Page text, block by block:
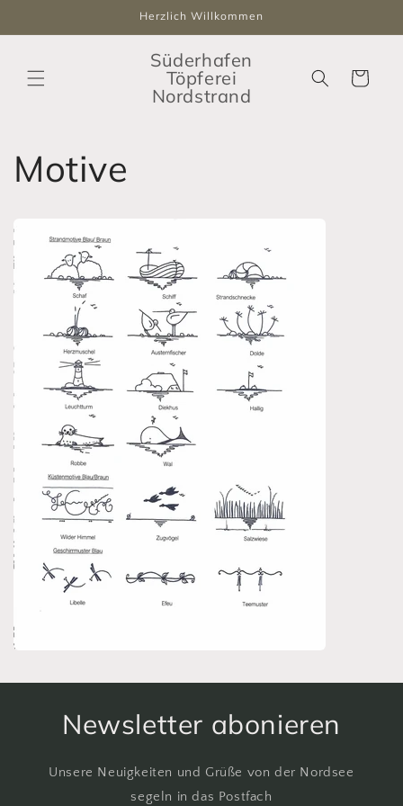
Inhalt
Herzlich Willkommen
Süderhafen
Töpferei
Nordstrand
Warenkorb
Motive
Newsletter abonieren
Unsere Neuigkeiten und Grüße von der Nordsee
segeln in das Postfach